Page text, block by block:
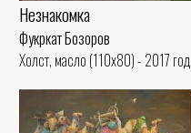
Незнакомка
Фукркат Бозоров
Холст, масло (110x80) - 2017 год